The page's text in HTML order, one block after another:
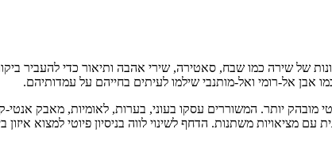
של שירה כמו שבח, סאטירה, שירי אהבה ותיאור כדי להעביר
אבן אל-רומי ואל-מותנבי שילמו לעיתים בחייהם על עמדותיהם.
מובהק יותר. המשוררים עסקו בעוני, בערות, לאומיות, מאבק
משתנות. הדחף לשינוי לווה בניסיון פיוטי למצוא איזון